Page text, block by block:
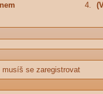
4.
se zaregistrovat